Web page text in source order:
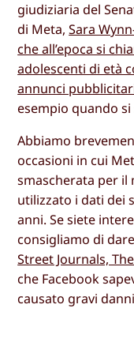
giudiziaria del
di Meta,Sara
che all’epoca si
adolescenti di età
annunci
esempio quando
Abbiamo
occasioni in cui
smascherata per
utilizzato i dati dei
anni. Se siete
consigliamo di
Street Journals,
che Facebook
causato gravi